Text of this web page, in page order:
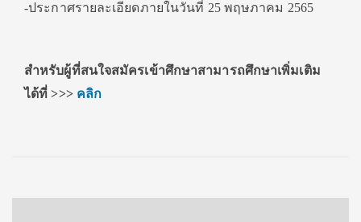
-ประกาศรายละเอียดภายในวันที่ 25 พฤษภาคม 2565
สำหรับผู้ที่สนใจสมัครเข้าศึกษาสามารถศึกษาเพิ่มเติม
ได้ที่>>> คลิก